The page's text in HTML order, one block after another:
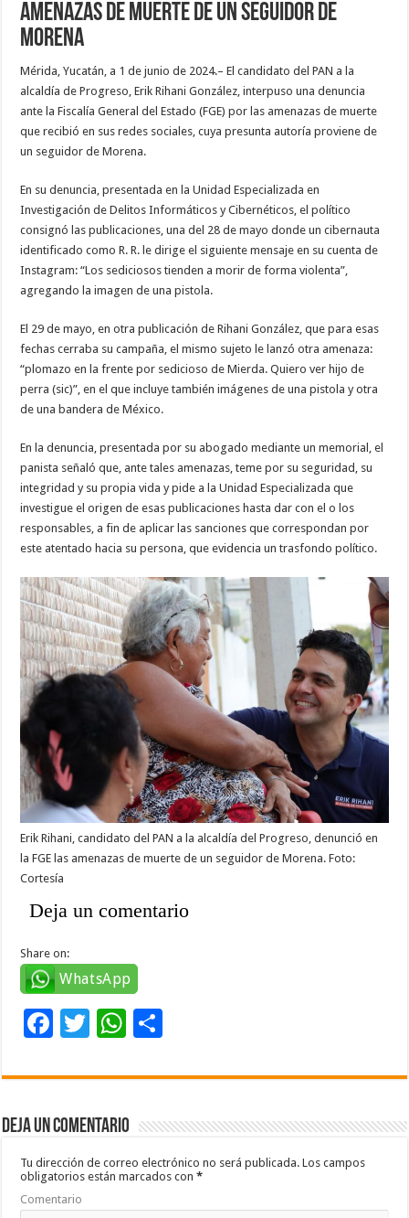
amenazas de muerte de un seguidor de
Morena
Mérida, Yucatán, a 1 de junio de 2024.– El candidato del PAN a la
alcaldía de Progreso, Erik Rihani González, interpuso una denuncia
ante la Fiscalía General del Estado (FGE) por las amenazas de muerte
que recibió en sus redes sociales, cuya presunta autoría proviene de
un seguidor de Morena.
En su denuncia, presentada en la Unidad Especializada en
Investigación de Delitos Informáticos y Cibernéticos, el político
consignó las publicaciones, una del 28 de mayo donde un cibernauta
identificado como R. R. le dirige el siguiente mensaje en su cuenta de
Instagram: “Los sediciosos tienden a morir de forma violenta”,
agregando la imagen de una pistola.
El 29 de mayo, en otra publicación de Rihani González, que para esas
fechas cerraba su campaña, el mismo sujeto le lanzó otra amenaza:
“plomazo en la frente por sedicioso de Mierda. Quiero ver hijo de
perra (sic)”, en el que incluye también imágenes de una pistola y otra
de una bandera de México.
En la denuncia, presentada por su abogado mediante un memorial, el
panista señaló que, ante tales amenazas, teme por su seguridad, su
integridad y su propia vida y pide a la Unidad Especializada que
investigue el origen de esas publicaciones hasta dar con el o los
responsables, a fin de aplicar las sanciones que correspondan por
este atentado hacia su persona, que evidencia un trasfondo político.
Erik Rihani, candidato del PAN a la alcaldía del Progreso, denunció en
la FGE las amenazas de muerte de un seguidor de Morena. Foto:
Cortesía
Deja un comentario
Share on:
WhatsApp
F
e
b
o
o
k
T
tt
er
W
at
sA
p
p
m
ar
ti
Deja un comentario
Tu dirección de correo electrónico no será publicada. Los campos
obligatorios están marcados con*
Comentario